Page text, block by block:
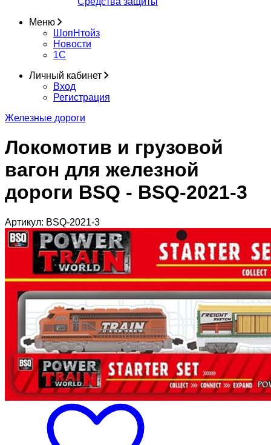
Меню
ШопНтойз
Новости
1C
Личный кабинет
Вход
Регистрация
Железные дороги
Локомотив и грузовой
вагон для железной
дороги BSQ - BSQ-2021-3
Артикул: BSQ-2021-3